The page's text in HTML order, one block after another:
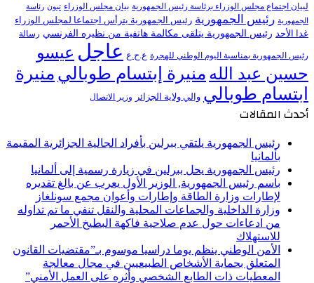
لبيان اجتماع مجلس الوزراء برئاسة رئيس الجمهورية بيان مجلس الوزراء تبون رئاسة
الجمهورية رئيس الجمهورية رئيس الجمهورية يترأس اجتماعا لمجلس الوزراء
غدا الأحد رئيس الجمهورية يتلقى مكالمة هاتفية من نظيره الفرنسي رسالة
رئيس الجمهورية بمناسبة اليوم الوطني للهجرة ع.ح.ع عاجل عيسو
حسين عبد الله منيرة إبتسام طوبالي منيرة
ابتسام طوبالي والي ولاية الجزائر وزير الاتصال
أحدث المقالات
رئيس الجمهورية يلتقي ببرلين بأفراد الجالية الجزائرية المقيمة
بألمانيا
رئيس الجمهورية يحل ببرلين في زيارة رسمية إلى ألمانيا
باسم رئيس الجمهورية, الوزير الأول يعرب عن بالغ تقديره
لإطارات وزارة الطاقة وإطارات وأعوان مجمع سونلغاز
وزارة الداخلية والجماعات المحلية والنقل تنفي ما تم تداوله
من ادعاءات حول عدم صلاحية فاكهة البطيخ الأحمر
للاستهلاك
الأمن الوطني ينظم يوما دراسيا موسوم بـ”مقتضيات القانون
المتعلق بحماية الأشخاص الطبيعيين في مجال معالجة
المعطيات ذات الطابع الشخصي وأثره على العمل الأمني”